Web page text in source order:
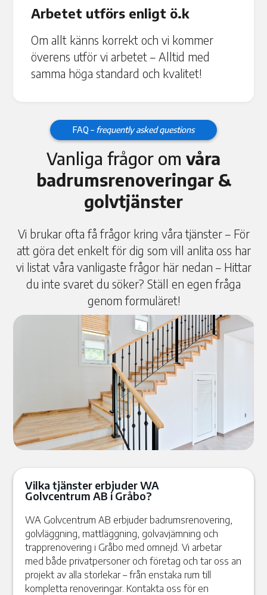
Arbetet utförs enligt ö.k
Om allt känns korrekt och vi kommer
överens utför vi arbetet – Alltid med
samma höga standard och kvalitet!
FAQ – frequently asked questions
Vanliga frågor om våra
badrumsrenoveringar &
golvtjänster
Vi brukar ofta få frågor kring våra tjänster – För
att göra det enkelt för dig som vill anlita oss har
vi listat våra vanligaste frågor här nedan – Hittar
du inte svaret du söker? Ställ en egen fråga
genom formuläret!
Vilka tjänster erbjuder WA
Golvcentrum AB i Gråbo?
WA Golvcentrum AB erbjuder badrumsrenovering,
golvläggning, mattläggning, golvavjämning och
trapprenovering i Gråbo med omnejd. Vi arbetar
med både privatpersoner och företag och tar oss an
projekt av alla storlekar – från enstaka rum till
kompletta renoveringar. Kontakta oss för en